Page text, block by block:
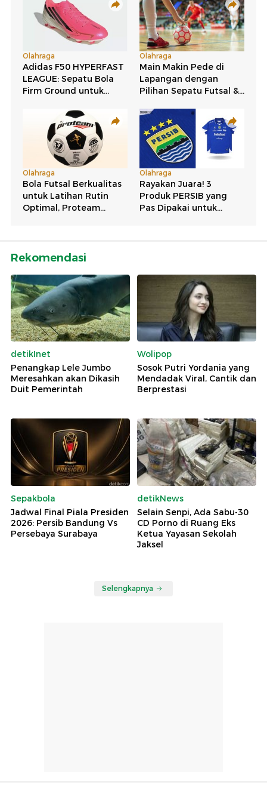
Rekomendasi
detikInet
Penangkap Lele Jumbo
Meresahkan akan Dikasih
Duit Pemerintah
Wolipop
Sosok Putri Yordania yang
Mendadak Viral, Cantik dan
Berprestasi
Sepakbola
Jadwal Final Piala Presiden
2026: Persib Bandung Vs
Persebaya Surabaya
detikNews
Selain Senpi, Ada Sabu-30
CD Porno di Ruang Eks
Ketua Yayasan Sekolah
Jaksel
Selengkapnya